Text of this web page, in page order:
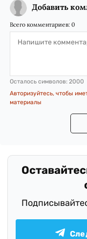
Добавить
Всего комментариев: 0
Осталось символов: 2000
Авторизуйтесь, чтобы
материалы